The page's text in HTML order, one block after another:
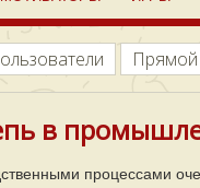
в
процессами